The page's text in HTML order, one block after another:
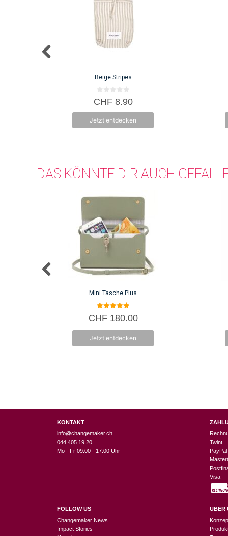
Beige Stripes
0
v
5
CHF8.90
Jetzt entdecken
DAS KÖNNTE DIR AUCH
Mini Tasche Plus
5.00
von 5
CHF180.00
Jetzt entdecken
KONTAKT
info@changemaker.ch
044 405 19 20
Mo - Fr 09:00 - 17:00 Uhr
FOLLOW US
Changemaker News
Impact Stories
Twint
PayPal
Visa
ÜBER